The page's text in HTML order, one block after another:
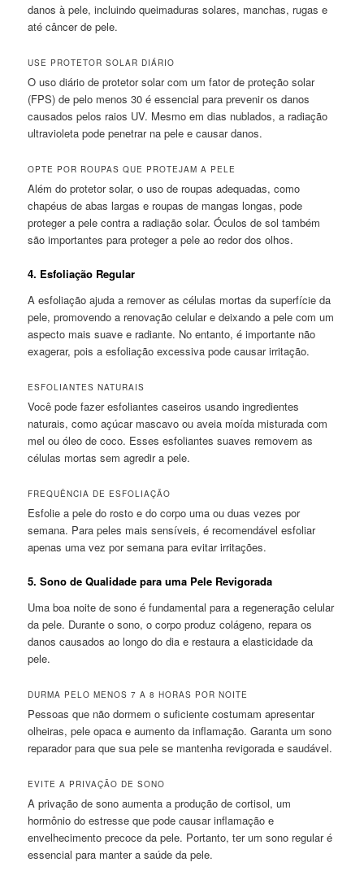
danos à pele, incluindo queimaduras solares, manchas, rugas e
até câncer de pele.
USE PROTETOR SOLAR DIÁRIO
O uso diário de protetor solar com um fator de proteção solar
(FPS) de pelo menos 30 é essencial para prevenir os danos
causados pelos raios UV. Mesmo em dias nublados, a radiação
ultravioleta pode penetrar na pele e causar danos.
OPTE POR ROUPAS QUE PROTEJAM A PELE
Além do protetor solar, o uso de roupas adequadas, como
chapéus de abas largas e roupas de mangas longas, pode
proteger a pele contra a radiação solar. Óculos de sol também
são importantes para proteger a pele ao redor dos olhos.
4. Esfoliação Regular
A esfoliação ajuda a remover as células mortas da superfície da
pele, promovendo a renovação celular e deixando a pele com um
aspecto mais suave e radiante. No entanto, é importante não
exagerar, pois a esfoliação excessiva pode causar irritação.
ESFOLIANTES NATURAIS
Você pode fazer esfoliantes caseiros usando ingredientes
naturais, como açúcar mascavo ou aveia moída misturada com
mel ou óleo de coco. Esses esfoliantes suaves removem as
células mortas sem agredir a pele.
FREQUÊNCIA DE ESFOLIAÇÃO
Esfolie a pele do rosto e do corpo uma ou duas vezes por
semana. Para peles mais sensíveis, é recomendável esfoliar
apenas uma vez por semana para evitar irritações.
5.Sono de Qualidade para uma Pele Revigorada
Uma boa noite de sono é fundamental para a regeneração celular
da pele. Durante o sono, o corpo produz colágeno, repara os
danos causados ao longo do dia e restaura a elasticidade da
pele.
DURMA PELO MENOS 7 A 8 HORAS POR NOITE
Pessoas que não dormem o suficiente costumam apresentar
olheiras, pele opaca e aumento da inflamação. Garanta um sono
reparador para que sua pele se mantenha revigorada e saudável.
EVITE A PRIVAÇÃO DE SONO
A privação de sono aumenta a produção de cortisol, um
hormônio do estresse que pode causar inflamação e
envelhecimento precoce da pele. Portanto, ter um sono regular é
essencial para manter a saúde da pele.